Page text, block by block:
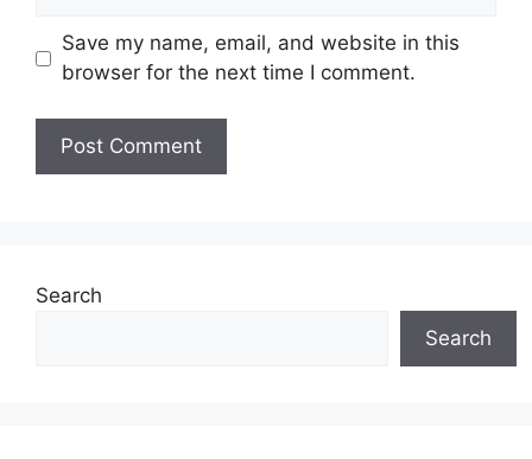
Save my name, email, and website in this
browser for the next time I comment.
Search
Search